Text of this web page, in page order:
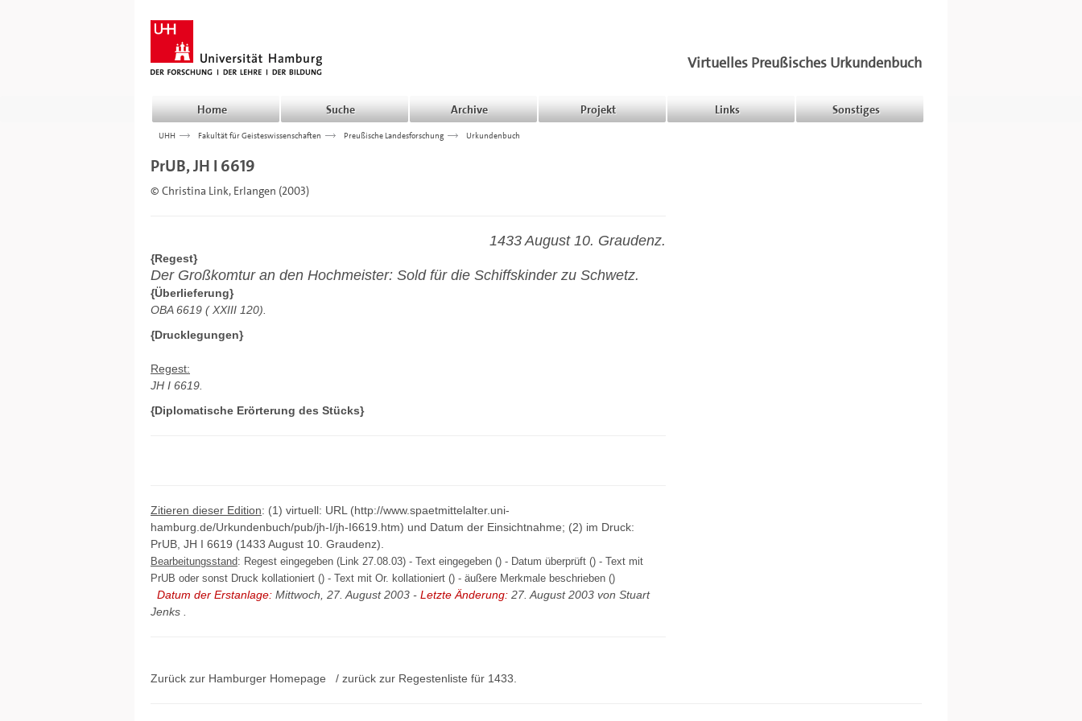
Virtuelles Preußisches Urkundenbuch
Home Suche Archive Projekt Links Sonstiges
UHH >>> Fakultät für Geisteswissenschaften >>> Preußische Landesforschung >>> Urkundenbuch
PrUB, JH I 6619
© Christina Link, Erlangen (2003)
1433 August 10. Graudenz.
{Regest}
Der Großkomtur an den Hochmeister: Sold für die Schiffskinder zu Schwetz.
{Überlieferung}
OBA 6619 ( XXIII 120).
{Drucklegungen}
Regest:
JH I 6619.
{Diplomatische Erörterung des Stücks}
Zitieren dieser Edition: (1) virtuell: URL (http://www.spaetmittelalter.uni-
hamburg.de/Urkundenbuch/pub/jh-I/jh-I6619.htm) und Datum der Einsichtnahme; (2) im Druck:
PrUB, JH I 6619 (1433 August 10. Graudenz).
Bearbeitungsstand: Regest eingegeben (Link 27.08.03) - Text eingegeben () - Datum überprüft () - Text mit
PrUB oder sonst Druck kollationiert () - Text mit Or. kollationiert () - äußere Merkmale beschrieben ()
Datum der Erstanlage: Mittwoch, 27. August 2003 - Letzte Änderung: 27. August 2003 von Stuart
Jenks
Zurück zur Hamburger Homepage / zurück zur Regestenliste für 1433.